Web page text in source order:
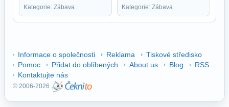
Kategorie: Zábava
Kategorie: Zábava
Informace o společnosti Reklama
Tiskové středisko
Pomoc
Přidat do oblíbených About us Blog
RSS
Kontaktujte nás
© 2006-2026